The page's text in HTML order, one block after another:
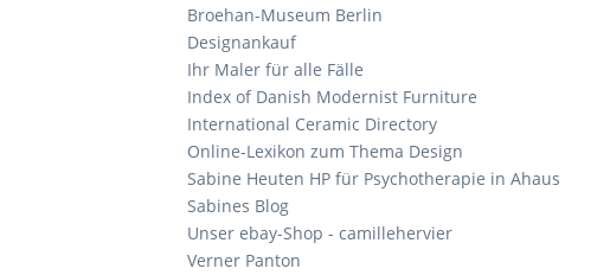
Broehan-Museum Berlin
Designankauf
Ihr Maler für alle Fälle
Index of Danish Modernist Furniture
International Ceramic Directory
Online-Lexikon zum Thema Design
Sabine Heuten HP für Psychotherapie in Ahaus
Sabines Blog
Unser ebay-Shop - camillehervier
Verner Panton